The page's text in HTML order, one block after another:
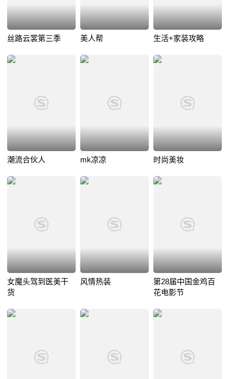
丝路云裳第三季 美人帮 生活+家装攻略
潮流合伙人 mk凉凉 时尚美妆
女魔头驾到医美干
货
风情热装
第28届中国金鸡百
花电影节